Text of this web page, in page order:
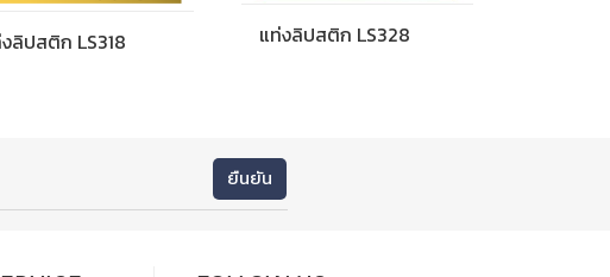
ลิปสติก LS318 แท่งลิปสติก LS328